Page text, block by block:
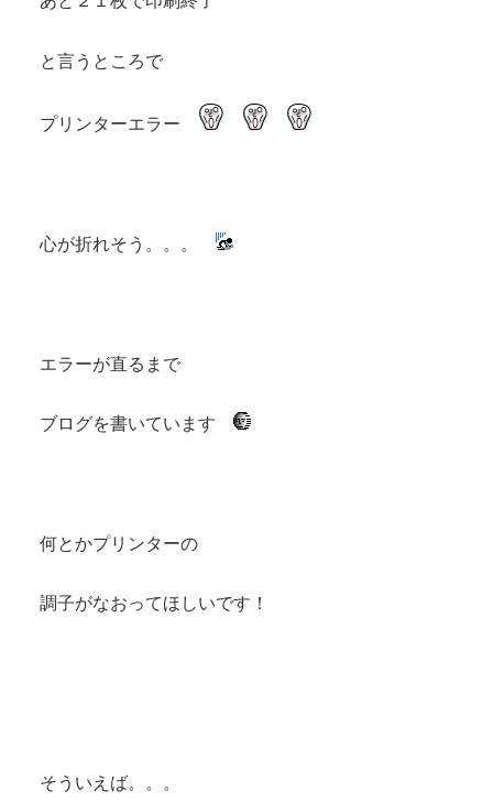
と言うところで
プリンターエラー
心が折れそう。。。
エラーが直るまで
ブログを書いています
何とかプリンターの
調子がなおってほしいです！
そういえば。。。